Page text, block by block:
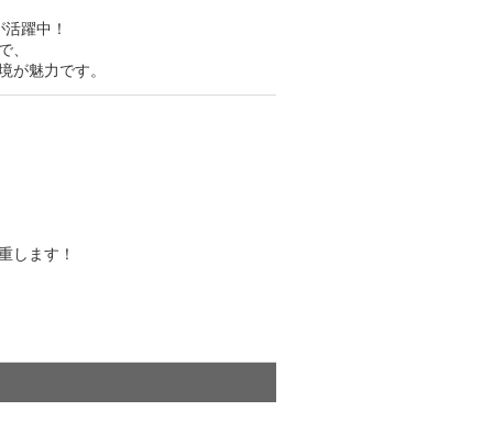
躍中！
、
が魅力です。
します！